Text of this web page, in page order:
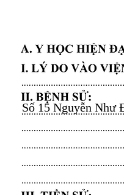
Số 15 Nguyễn Như